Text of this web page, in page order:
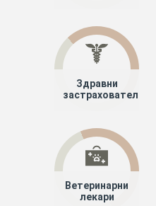
Здравни
застрахователи
Ветеринарни
лекари